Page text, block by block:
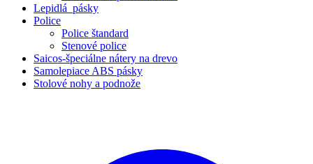
Lepidlá_pásky
Police
Police štandard
Stenové police
Saicos-špeciálne nátery na drevo
Samolepiace ABS pásky
Stolové nohy a podnože